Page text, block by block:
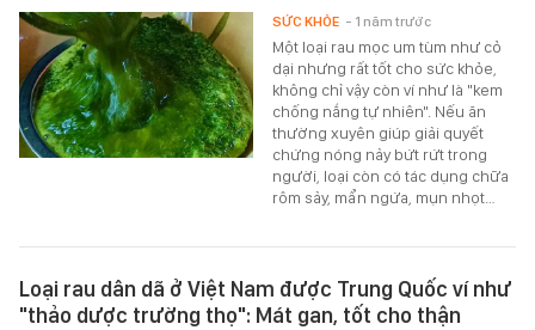
Một loại rau mọc um tùm như cỏ
dại nhưng rất tốt cho sức khỏe,
không chỉ vậy còn ví như là "kem
chống nắng tự nhiên". Nếu ăn
thường xuyên giúp giải quyết
chứng nóng nảy bứt rứt trong
người, loại còn có tác dụng chữa
rôm sảy, mẩn ngứa, mụn nhọt…
SỨC KHỎE - 1 năm trước
Loại rau dân dã ở Việt Nam được Trung Quốc ví như
"thảo dược trường thọ": Mát gan, tốt cho thận